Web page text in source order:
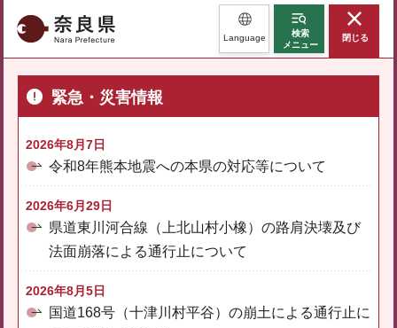
奈良県 Language
検索
メニュー
閉じる
緊急・災害情報
2026年8月7日
令和8年熊本地震への本県の対応等について
2026年6月29日
県道東川河合線（上北山村小橡）の路肩決壊及び
法面崩落による通行止について
2026年8月5日
国道168号（十津川村平谷）の崩土による通行止に